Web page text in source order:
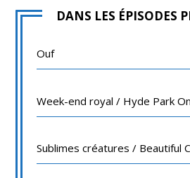
DANS LES ÉPISODES
Ouf
Week-end royal / Hyde Park
Sublimes créatures / Beautiful